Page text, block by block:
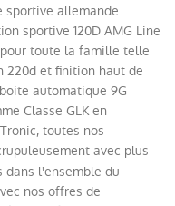
sportive allemande
sportive 120D AMG Line
toute la famille telle
et finition haut de
automatique 9G
Classe GLK en
toutes nos
avec plus
dans l'ensemble du
nos offres de